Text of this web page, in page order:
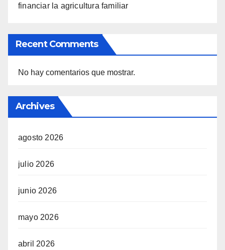
financiar la agricultura familiar
Recent Comments
No hay comentarios que mostrar.
Archives
agosto 2026
julio 2026
junio 2026
mayo 2026
abril 2026